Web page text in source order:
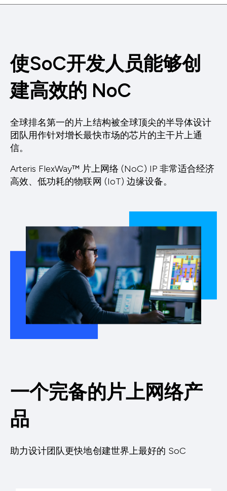
使SoC开发人员能够创
建高效的 NoC
全球排名第一的片上结构被全球顶尖的半导体设计
团队用作针对增长最快市场的芯片的主干片上通
信。
Arteris FlexWay™ 片上网络 (NoC) IP 非常适合经济
高效、低功耗的物联网 (IoT) 边缘设备。
一个完备的片上网络产
品
助力设计团队更快地创建世界上最好的 SoC